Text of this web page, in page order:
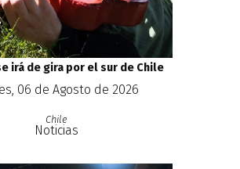
irá de gira por el sur de Chile
06 de Agosto de 2026
Chile
Noticias